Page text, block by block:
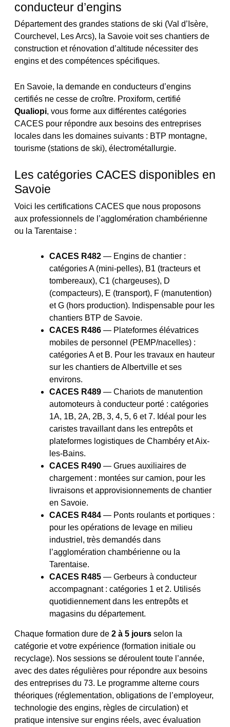
conducteur d’engins
Département des grandes stations de ski (Val d’Isère,
Courchevel, Les Arcs), la Savoie voit ses chantiers de
construction et rénovation d’altitude nécessiter des
engins et des compétences spécifiques.
En Savoie, la demande en conducteurs d’engins
certifiés ne cesse de croître. Proxiform, certifié
Qualiopi, vous forme aux différentes catégories
CACES pour répondre aux besoins des entreprises
locales dans les domaines suivants : BTP montagne,
tourisme (stations de ski), électrométallurgie.
Les catégories CACES disponibles en
Savoie
Voici les certifications CACES que nous proposons
aux professionnels de l’agglomération chambérienne
ou la Tarentaise :
CACES R482 — Engins de chantier :
catégories A (mini-pelles), B1 (tracteurs et
tombereaux), C1 (chargeuses), D
(compacteurs), E (transport), F (manutention)
et G (hors production). Indispensable pour les
chantiers BTP de Savoie.
CACES R486 — Plateformes élévatrices
mobiles de personnel (PEMP/nacelles) :
catégories A et B. Pour les travaux en hauteur
sur les chantiers de Albertville et ses
environs.
CACES R489 — Chariots de manutention
automoteurs à conducteur porté : catégories
1A, 1B, 2A, 2B, 3, 4, 5, 6 et 7. Idéal pour les
caristes travaillant dans les entrepôts et
plateformes logistiques de Chambéry et Aix-
les-Bains.
CACES R490 — Grues auxiliaires de
chargement : montées sur camion, pour les
livraisons et approvisionnements de chantier
en Savoie.
CACES R484 — Ponts roulants et portiques :
pour les opérations de levage en milieu
industriel, très demandés dans
l’agglomération chambérienne ou la
Tarentaise.
CACES R485 — Gerbeurs à conducteur
accompagnant : catégories 1 et 2. Utilisés
quotidiennement dans les entrepôts et
magasins du département.
Chaque formation dure de 2 à 5 jours selon la
catégorie et votre expérience (formation initiale ou
recyclage). Nos sessions se déroulent toute l’année,
avec des dates régulières pour répondre aux besoins
des entreprises du 73. Le programme alterne cours
théoriques (réglementation, obligations de l’employeur,
technologie des engins, règles de circulation) et
pratique intensive sur engins réels, avec évaluation